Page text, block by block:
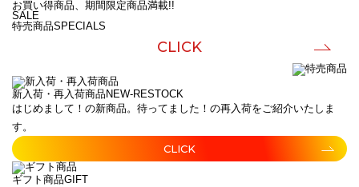
お買い得商品、期間限定商品満載!!
SALE
特売商品SPECIALS
CLICK
新入荷・再入荷商品 NEW-RESTOCK
はじめまして！の新商品。待ってました！の再入荷をご紹介いたしま
す。
CLICK
ギフト商品GIFT